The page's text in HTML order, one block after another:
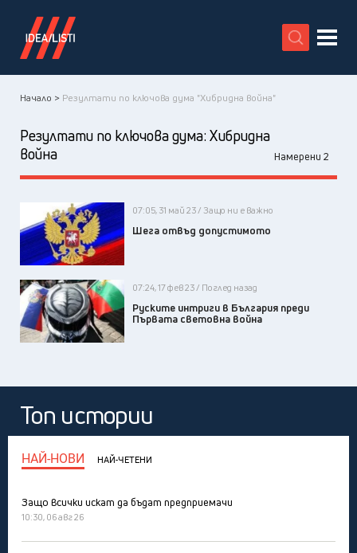
X
Начало > Резултати по ключова дума "Хибридна война"
Резултати по ключова дума: Хибридна
война
Намерени 2
07:05, 31 май 23 / Защо ни е важно
Шега отвъд допустимото
07:24, 17 фев 23 / Поглед назад
Руските интриги в България преди
Първата световна война
Топ истории
НАЙ-НОВИ НАЙ-ЧЕТЕНИ
Защо всички искат да бъдат предприемачи
10:30, 06 авг 26